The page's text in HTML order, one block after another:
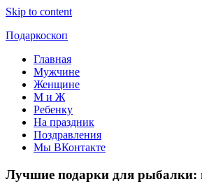
Skip to content
Подаркоскоп
Поможем
выбрать
подарить
Главная
Мужчине
Женщине
М и Ж
Ребенку
На праздник
Поздравления
Мы ВКонтакте
Лучшие подарки для рыбалки: